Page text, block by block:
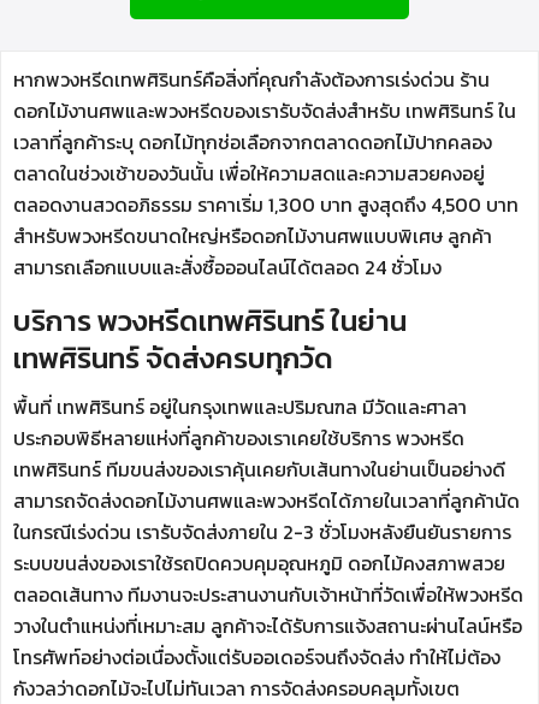
หากพวงหรีดเทพศิรินทร์คือสิ่งที่คุณกำลังต้องการเร่งด่วน ร้าน
ดอกไม้งานศพและพวงหรีดของเรารับจัดส่งสำหรับ เทพศิรินทร์ ใน
เวลาที่ลูกค้าระบุ ดอกไม้ทุกช่อเลือกจากตลาดดอกไม้ปากคลอง
ตลาดในช่วงเช้าของวันนั้น เพื่อให้ความสดและความสวยคงอยู่
ตลอดงานสวดอภิธรรม ราคาเริ่ม 1,300 บาท สูงสุดถึง 4,500 บาท
สำหรับพวงหรีดขนาดใหญ่หรือดอกไม้งานศพแบบพิเศษ ลูกค้า
สามารถเลือกแบบและสั่งซื้อออนไลน์ได้ตลอด 24 ชั่วโมง
บริการ พวงหรีดเทพศิรินทร์ ในย่าน
เทพศิรินทร์ จัดส่งครบทุกวัด
พื้นที่ เทพศิรินทร์ อยู่ในกรุงเทพและปริมณฑล มีวัดและศาลา
ประกอบพิธีหลายแห่งที่ลูกค้าของเราเคยใช้บริการ พวงหรีด
เทพศิรินทร์ ทีมขนส่งของเราคุ้นเคยกับเส้นทางในย่านเป็นอย่างดี
สามารถจัดส่งดอกไม้งานศพและพวงหรีดได้ภายในเวลาที่ลูกค้านัด
ในกรณีเร่งด่วน เรารับจัดส่งภายใน 2-3 ชั่วโมงหลังยืนยันรายการ
ระบบขนส่งของเราใช้รถปิดควบคุมอุณหภูมิ ดอกไม้คงสภาพสวย
ตลอดเส้นทาง ทีมงานจะประสานงานกับเจ้าหน้าที่วัดเพื่อให้พวงหรีด
วางในตำแหน่งที่เหมาะสม ลูกค้าจะได้รับการแจ้งสถานะผ่านไลน์หรือ
โทรศัพท์อย่างต่อเนื่องตั้งแต่รับออเดอร์จนถึงจัดส่ง ทำให้ไม่ต้อง
กังวลว่าดอกไม้จะไปไม่ทันเวลา การจัดส่งครอบคลุมทั้งเขต